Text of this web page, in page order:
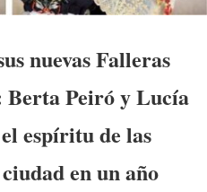
nuevas Falleras
Berta Peiró y Lucía
espíritu de las
en un año